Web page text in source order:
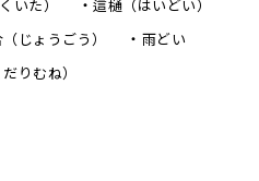
いた）
這樋（はいどい）
じょうごう）
雨どい
りむね）